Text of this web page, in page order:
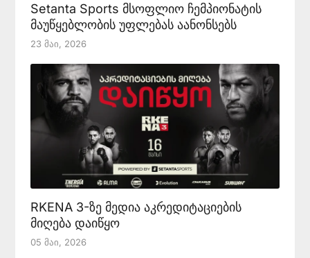
Setanta Sports მსოფლიო ჩემპიონატის
მაუწყებლობის უფლებას აანონსებს
23 Მაი, 2026
RKENA 3-ზე მედია აკრედიტაციების
მიღება დაიწყო
05 Მაი, 2026